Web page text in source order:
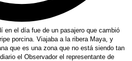
en el día fue de un pasajero que cambió
porcina. Viajaba a la ribera Maya, y
que es una zona que no está siendo tan
diario el Observador el representante de